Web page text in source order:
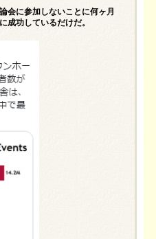
会に参加しないことに何ヶ月
成功しているだけだ。